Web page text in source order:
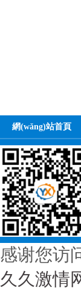
網(wǎng)站首頁
感谢您访
久久激情